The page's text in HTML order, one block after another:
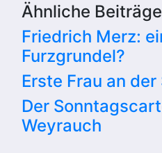
Ähnliche Beiträge
Friedrich Merz:
Furzgrundel?
Erste Frau an
Der
Weyrauch